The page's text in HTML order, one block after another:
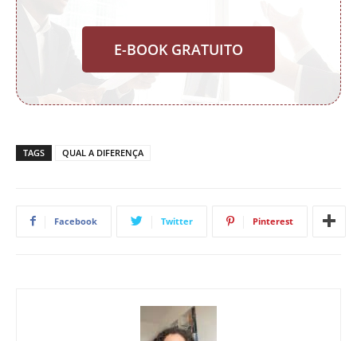
E-BOOK GRATUITO
TAGS QUAL A DIFERENÇA
Facebook Twitter Pinterest